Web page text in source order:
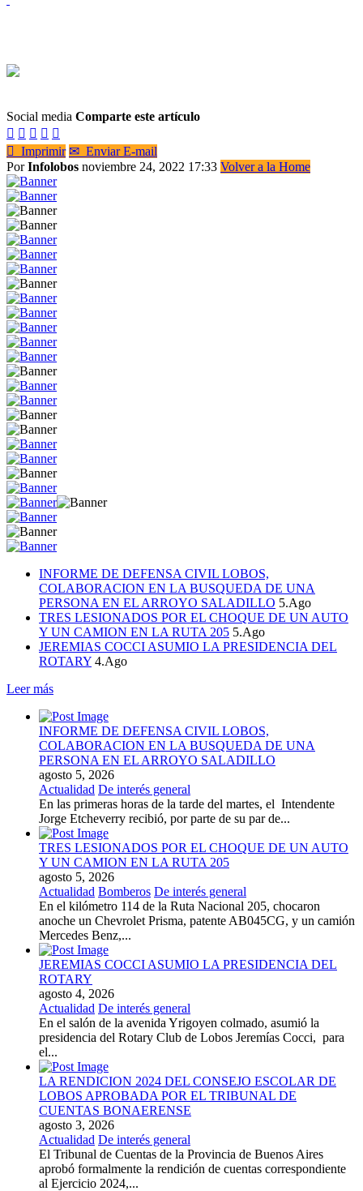
Social media Comparte este artículo
    
 Imprimir ✉ Enviar E-mail
PorInfolobos noviembre 24, 2022 17:33 Volver a la Home
INFORME DE DEFENSA CIVIL LOBOS,
COLABORACION EN LA BUSQUEDA DE UNA
PERSONA EN EL ARROYO SALADILLO 5.Ago
TRES LESIONADOS POR EL CHOQUE DE UN AUTO
Y UN CAMION EN LA RUTA 205 5.Ago
JEREMIAS COCCI ASUMIO LA PRESIDENCIA DEL
ROTARY 4.Ago
Leer más
INFORME DE DEFENSA CIVIL LOBOS,
COLABORACION EN LA BUSQUEDA DE UNA
PERSONA EN EL ARROYO SALADILLO
agosto 5, 2026
Actualidad De interés general
En las primeras horas de la tarde del martes, el Intendente
Jorge Etcheverry recibió, por parte de su par de...
TRES LESIONADOS POR EL CHOQUE DE UN AUTO
Y UN CAMION EN LA RUTA 205
agosto 5, 2026
Actualidad Bomberos De interés general
En el kilómetro 114 de la Ruta Nacional 205, chocaron
anoche un Chevrolet Prisma, patente AB045CG, y un camión
Mercedes Benz,...
JEREMIAS COCCI ASUMIO LA PRESIDENCIA DEL
ROTARY
agosto 4, 2026
Actualidad De interés general
En el salón de la avenida Yrigoyen colmado, asumió la
presidencia del Rotary Club de Lobos Jeremías Cocci, para
el...
LA RENDICION 2024 DEL CONSEJO ESCOLAR DE
LOBOS APROBADA POR EL TRIBUNAL DE
CUENTAS BONAERENSE
agosto 3, 2026
Actualidad De interés general
El Tribunal de Cuentas de la Provincia de Buenos Aires
aprobó formalmente la rendición de cuentas correspondiente
al Ejercicio 2024,...